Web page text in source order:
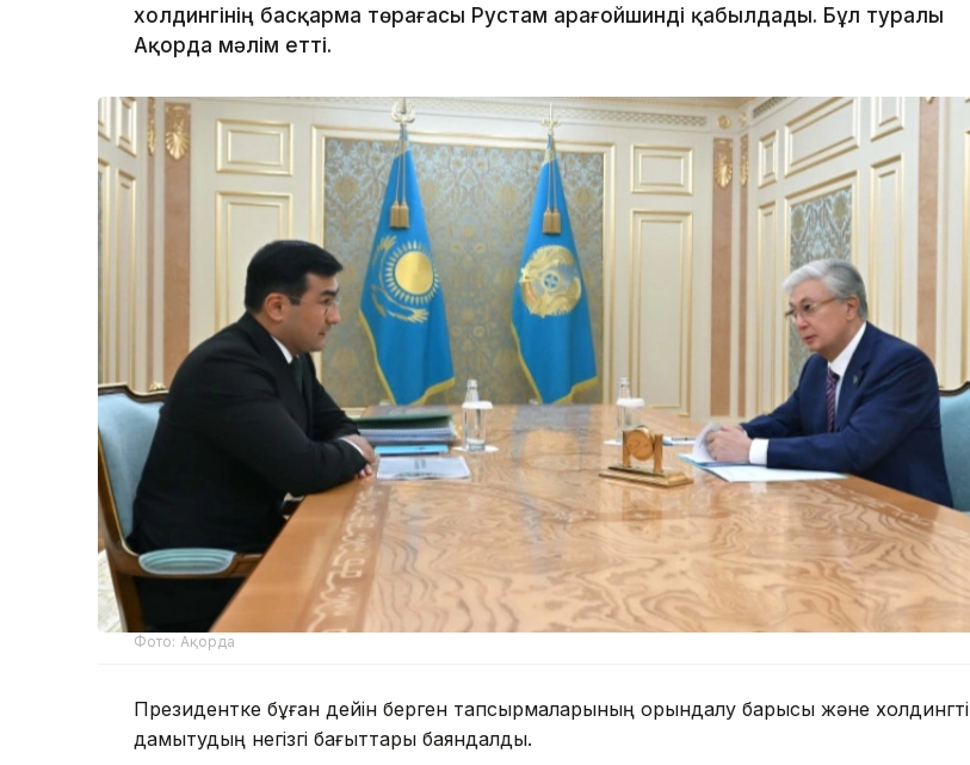
холдингінің басқарма төрағасы Рустам Қарағойшинді қабылдады. Бұл туралы
Ақорда мәлім етті.
Фото: Ақорда
Президентке бұған дейін берген тапсырмаларының орындалу барысы және холдингті
дамытудың негізгі бағыттары баяндалды.